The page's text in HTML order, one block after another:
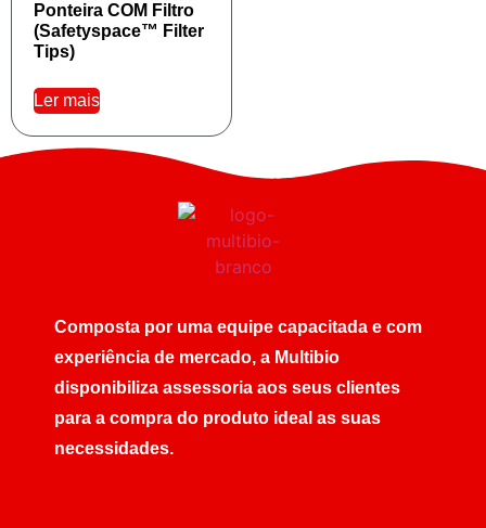
Ponteira COM Filtro
(Safetyspace™ Filter
Tips)
Ler mais
Composta por uma equipe capacitada e com
experiência de mercado, a Multibio
disponibiliza assessoria aos seus clientes
para a compra do produto ideal as suas
necessidades.